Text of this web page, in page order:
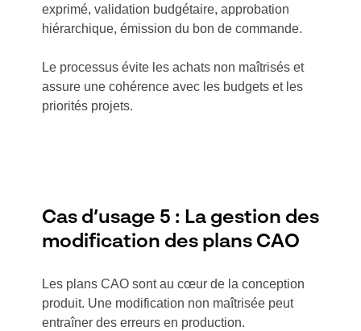
exprimé, validation budgétaire, approbation
hiérarchique, émission du bon de commande.
Le processus évite les achats non maîtrisés et
assure une cohérence avec les budgets et les
priorités projets.
Cas d’usage 5 : La gestion des
modification des plans CAO
Les plans CAO sont au cœur de la conception
produit. Une modification non maîtrisée peut
entraîner des erreurs en production.